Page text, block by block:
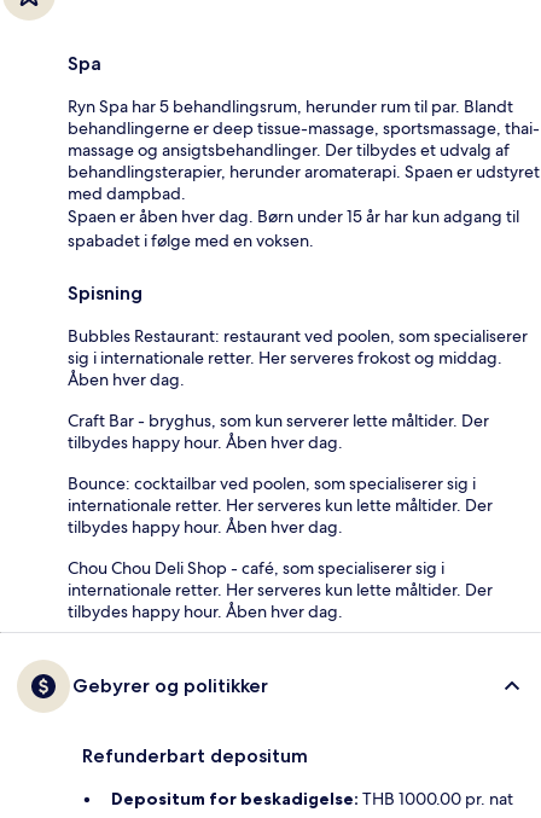
Spa
Ryn Spa har 5 behandlingsrum, herunder rum til par. Blandt
behandlingerne er deep tissue-massage, sportsmassage, thai-
massage og ansigtsbehandlinger. Der tilbydes et udvalg af
behandlingsterapier, herunder aromaterapi. Spaen er udstyret
med dampbad.
Spaen er åben hver dag. Børn under 15 år har kun adgang til
spabadet i følge med en voksen.
Spisning
Bubbles Restaurant: restaurant ved poolen, som specialiserer
sig i internationale retter. Her serveres frokost og middag.
Åben hver dag.
Craft Bar - bryghus, som kun serverer lette måltider. Der
tilbydes happy hour. Åben hver dag.
Bounce: cocktailbar ved poolen, som specialiserer sig i
internationale retter. Her serveres kun lette måltider. Der
tilbydes happy hour. Åben hver dag.
Chou Chou Deli Shop - café, som specialiserer sig i
internationale retter. Her serveres kun lette måltider. Der
tilbydes happy hour. Åben hver dag.
Gebyrer og politikker
Refunderbart depositum
Depositum for beskadigelse: THB 1000.00 pr. nat